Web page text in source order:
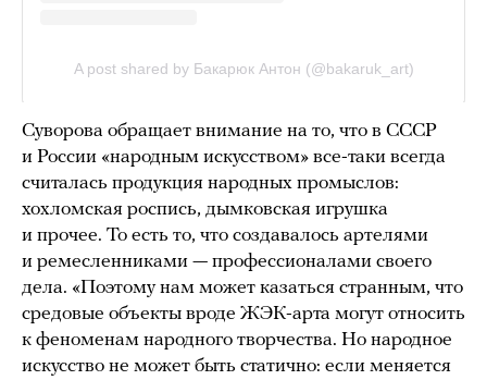
Суворова обращает внимание на то, что в СССР
и России «народным искусством» все-таки всегда
считалась продукция народных промыслов:
хохломская роспись, дымковская игрушка
и прочее. То есть то, что создавалось артелями
и ремесленниками — профессионалами своего
дела. «Поэтому нам может казаться странным, что
средовые объекты вроде ЖЭК-арта могут относить
к феноменам народного творчества. Но народное
искусство не может быть статично: если меняется